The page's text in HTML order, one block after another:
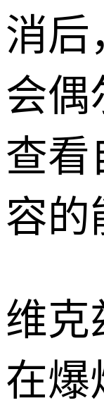
消后
会偶
查看
容的
维克
在爆